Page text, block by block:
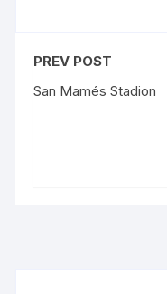
PREV POST
San Mamés Stadion